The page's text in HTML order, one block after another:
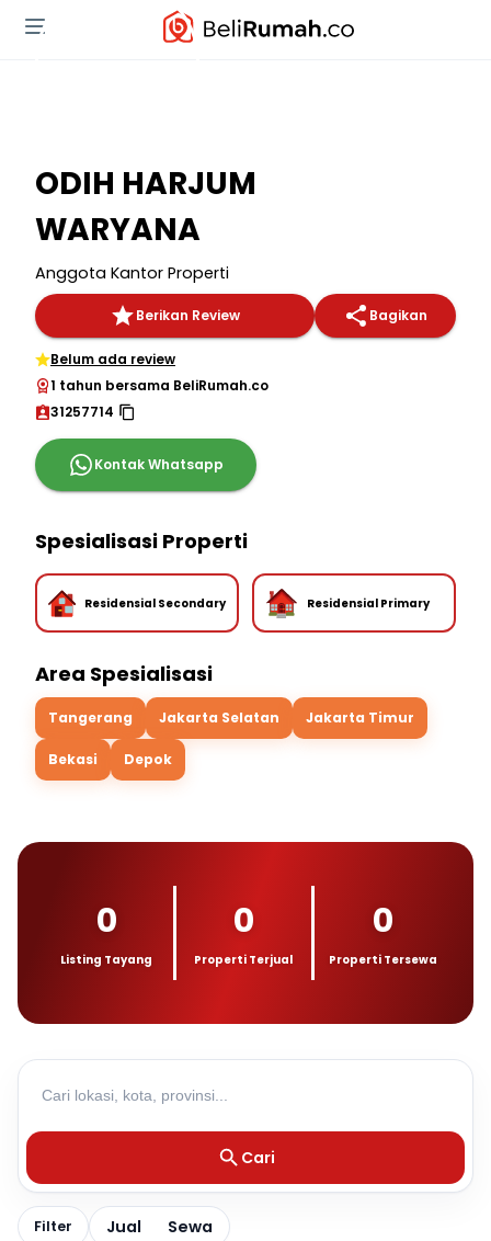
ODIH HARJUM
WARYANA
Anggota Kantor Properti
Berikan Review Bagikan
Belum ada review
1 tahun bersama BeliRumah.co
31257714
Kontak Whatsapp
Spesialisasi Properti
Residensial Secondary Residensial Primary
Area Spesialisasi
Tangerang Jakarta Selatan Jakarta Timur
Bekasi Depok
0
Listing Tayang
0
Properti Terjual
0
Properti Tersewa
Cari
Filter Jual Sewa